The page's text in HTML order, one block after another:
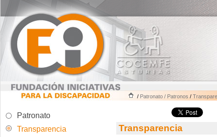
/ Patronato / Patronos /
Patronato
Transparencia
Transparencia